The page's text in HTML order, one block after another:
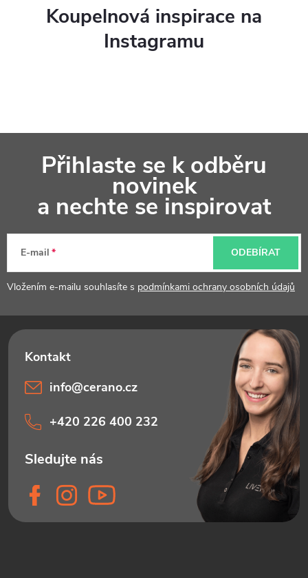
s
Koupelnová inspirace na
Instagramu
a
Přihlaste se k odběru
novinek
a nechte se inspirovat
E-mail
Vložením e-mailu souhlasíte s podmínkami ochrany osobních údajů
ODEBÍRAT
info@cerano.cz
+420 226 400 232